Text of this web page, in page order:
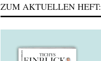
ZUM AKTUELLEN HEFT: